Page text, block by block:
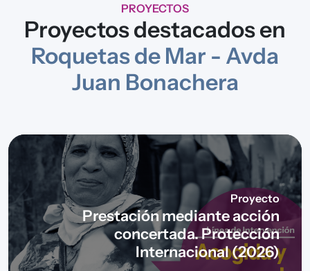
PROYECTOS
Proyectos destacados en
Roquetas de Mar - Avda
Juan Bonachera
Proyecto
Prestación mediante acción
concertada. Protección
Internacional (2026)